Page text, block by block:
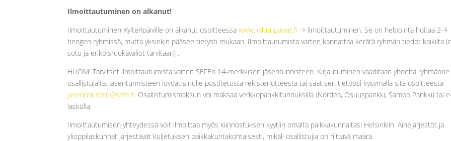
Ilmoittautuminen on alkanut!
Ilmoittautuminen Kylteripäiville on alkanut osoitteessawww.kylteripaivat.fi -> ilmoittautuminen. Se on helpointa hoitaa 2-4
hengen ryhmissä, mutta yksinkin pääsee tietysti mukaan. Ilmoittautumista varten kannattaa kerätä ryhmän tiedot kaikilta
sotu ja erikoisruokavaliot tarvitaan) .
HUOM! Tarvitset ilmoittautumista varten SEFEn 14-merkkisen jäsentunnisteen. Kirjautuminen vaaditaan yhdeltä ryhmänne
osallistujalta. Jäsentunnisteen löydät sinulle postitetusta rekisteriotteesta tai saat sen tietoosi kysymällä sitä osoitteesta
jasenrekisteri@sefe.fi. Osallistumismaksun voi maksaa verkkopankkitunnuksilla (Nordea, Osuuspankki, Sampo Pankki) tai
laskulla.
Ilmoittautumisen yhteydessä voit ilmoittaa myös kiinnostuksen kyytiin omalta paikkakunnaltasi Helsinkiin. Ainejärjestöt ja
ylioppilaskunnat järjestävät kuljetuksen paikkakuntakohtaisesti, mikäli osallistujia on riittävä määrä.